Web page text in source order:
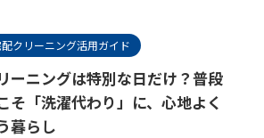
クリーニング活用ガイド
ーニングは特別な日だけ？普段
そ「洗濯代わり」に、心地よく
暮らし